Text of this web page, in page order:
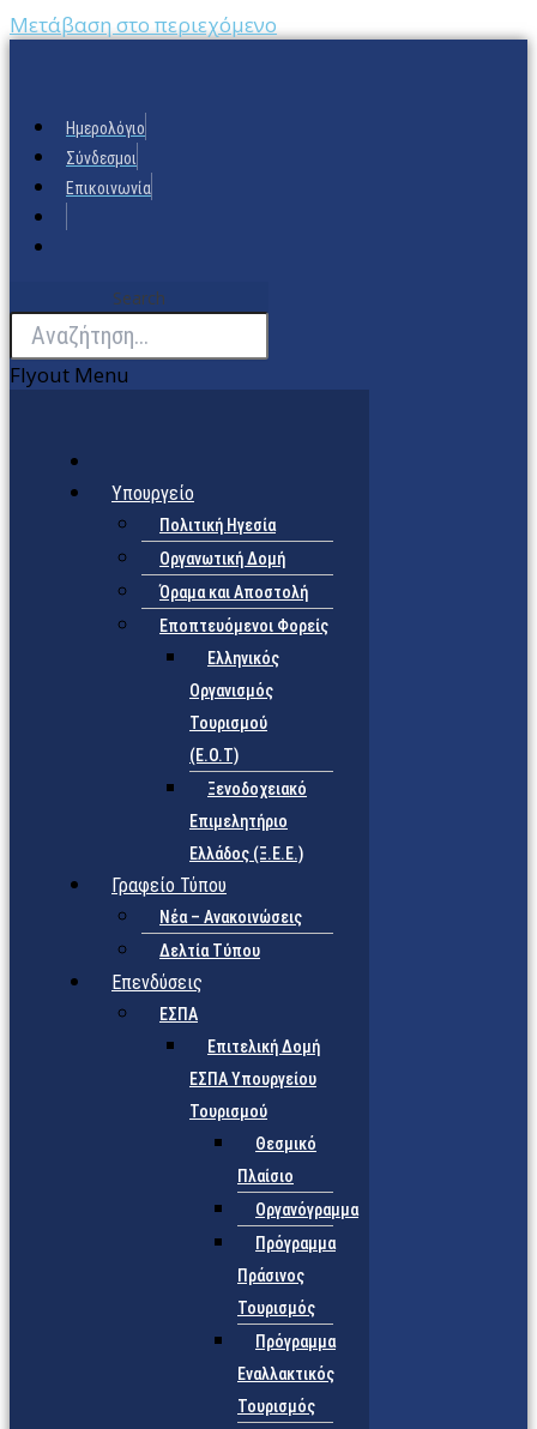
Μετάβαση στο περιεχόμενο
Ημερολόγιο
Σύνδεσμοι
Επικοινωνία
Search
Flyout Menu
Υπουργείο
Πολιτική Ηγεσία
Οργανωτική Δομή
Όραμα και Αποστολή
Εποπτευόμενοι Φορείς
Eλληνικός
Οργανισμός
Τουρισμού
(Ε.Ο.Τ)
Ξενοδοχειακό
Επιμελητήριο
Ελλάδος (Ξ.Ε.Ε.)
Γραφείο Τύπου
Νέα – Ανακοινώσεις
Δελτία Τύπου
Επενδύσεις
ΕΣΠΑ
Επιτελική Δομή
ΕΣΠΑ Υπουργείου
Τουρισμού
Θεσμικό
Πλαίσιο
Οργανόγραμμα
Πρόγραμμα
Πράσινος
Τουρισμός
Πρόγραμμα
Εναλλακτικός
Τουρισμός